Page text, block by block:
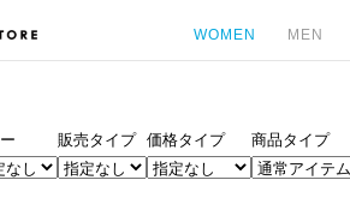
WOMEN MEN
販売タイプ 価格タイプ 商品タイプ